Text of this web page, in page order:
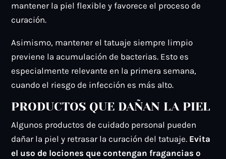
mantener la piel flexible y favorece el proceso de
curación.
Asimismo, mantener el tatuaje siempre limpio
previene la acumulación de bacterias. Esto es
especialmente relevante en la primera semana,
cuando el riesgo de infección es más alto.
PRODUCTOS QUE DAÑAN LA PIEL
Algunos productos de cuidado personal pueden
dañar la piel y retrasar la curación del tatuaje. Evita
el uso de lociones que contengan fragancias o